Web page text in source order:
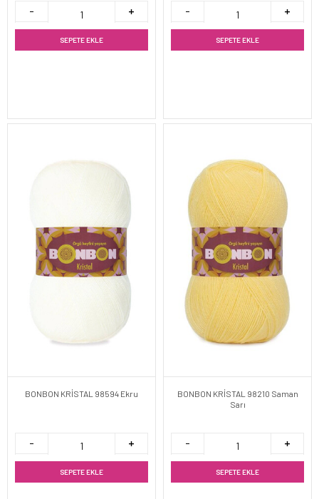
SEPETE EKLE SEPETE EKLE
BONBON KRİSTAL 98594 Ekru
SEPETE EKLE
BONBON KRİSTAL 98210 Saman
Sarı
SEPETE EKLE